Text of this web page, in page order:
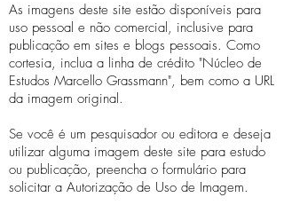
As imagens deste site estão disponíveis para
uso pessoal e não comercial, inclusive para
publicação em sites e blogs pessoais. Como
cortesia, inclua a linha de crédito "Núcleo de
Estudos Marcello Grassmann", bem como a URL
da imagem original.
Se você é um pesquisador ou editora e deseja
utilizar alguma imagem deste site para estudo
ou publicação, preencha o formulário para
solicitar a Autorização de Uso de Imagem.